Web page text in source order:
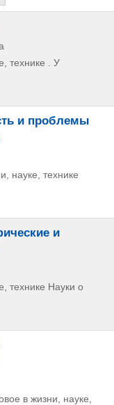
технике . У
и проблемы
науке, технике
и
технике Науки о
в жизни,
науке,